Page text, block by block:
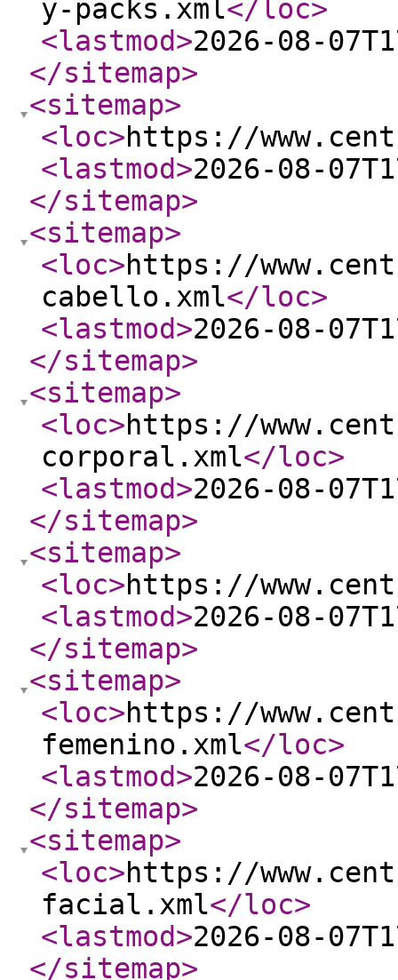
y-packs.xml</loc>
<lastmod>2026-08-
</sitemap>
<sitemap>
<loc>https://
<lastmod>2026-08-
</sitemap>
<sitemap>
<loc>https://
cabello.xml</loc>
<lastmod>2026-08-
</sitemap>
<sitemap>
<loc>https://
corporal.xml</loc>
<lastmod>2026-08-
</sitemap>
<sitemap>
<loc>https://
<lastmod>2026-08-
</sitemap>
<sitemap>
<loc>https://
femenino.xml</loc>
<lastmod>2026-08-
</sitemap>
<sitemap>
<loc>https://
facial.xml</loc>
<lastmod>2026-08-
</sitemap>